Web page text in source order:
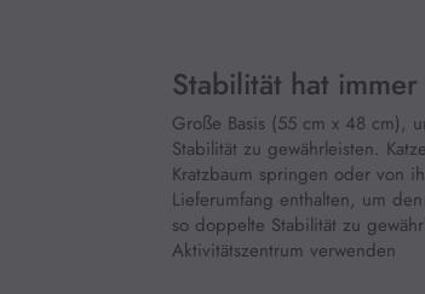
Stabilität hat
Große Basis (55 cm x 48 cm),
Stabilität zu gewährleisten.
Kratzbaum springen oder von
Lieferumfang enthalten, um
so doppelte Stabilität zu
Aktivitätszentrum verwenden